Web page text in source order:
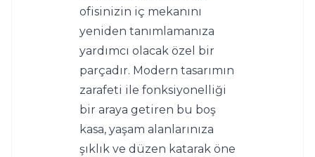
ofisinizin iç mekanını
yeniden tanımlamanıza
yardımcı olacak özel bir
parçadır. Modern tasarımın
zarafeti ile fonksiyonelliği
bir araya getiren bu boş
kasa, yaşam alanlarınıza
şıklık ve düzen katarak öne